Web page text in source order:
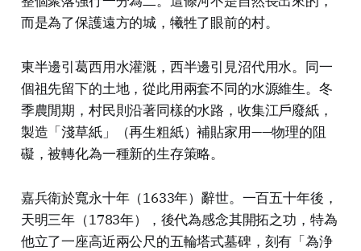
而是為了保護遠方的城，犧牲了眼前的村。
東半邊引葛西用水灌溉，西半邊引見沼代用水。同一
個祖先留下的土地，從此用兩套不同的水源維生。冬
季農閒期，村民則沿著同樣的水路，收集江戶廢紙，
製造「淺草紙」（再生粗紙）補貼家用——物理的阻
礙，被轉化為一種新的生存策略。
嘉兵衛於寬永十年（1633年）辭世。一百五十年後，
天明三年（1783年），後代為感念其開拓之功，特為
他立了一座高近兩公尺的五輪塔式墓碑，刻有「為浄